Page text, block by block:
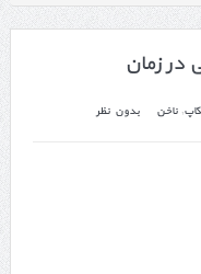
در زمان
, ناخن
بدون نظر